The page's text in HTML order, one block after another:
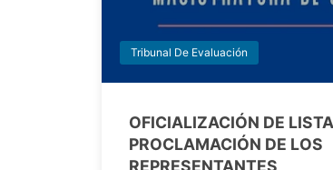
Tribunal De Evaluación
OFICIALIZACIÓN DE
PROCLAMACIÓN DE LOS
REPRESENTANTES